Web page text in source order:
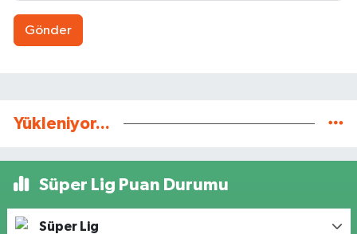
Gönder
Yükleniyor...
Süper Lig Puan Durumu
Süper Lig